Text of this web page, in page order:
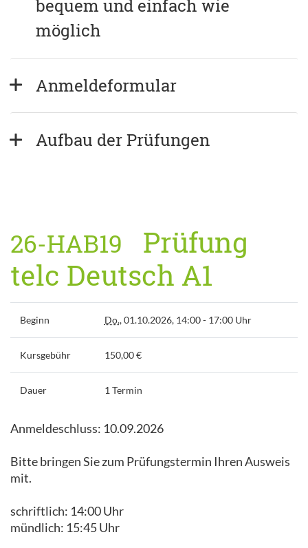
bequem und einfach wie
möglich
Anmeldeformular
Aufbau der Prüfungen
26-HAB19
Prüfung
telc Deutsch A1
Beginn Do., 01.10.2026, 14:00 - 17:00 Uhr
Kursgebühr 150,00 €
Dauer 1 Termin
Anmeldeschluss: 10.09.2026
Bitte bringen Sie zum Prüfungstermin Ihren Ausweis
mit.
schriftlich: 14:00 Uhr
mündlich: 15:45 Uhr